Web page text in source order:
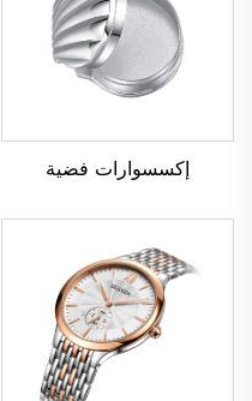
إكسسوارات فضية